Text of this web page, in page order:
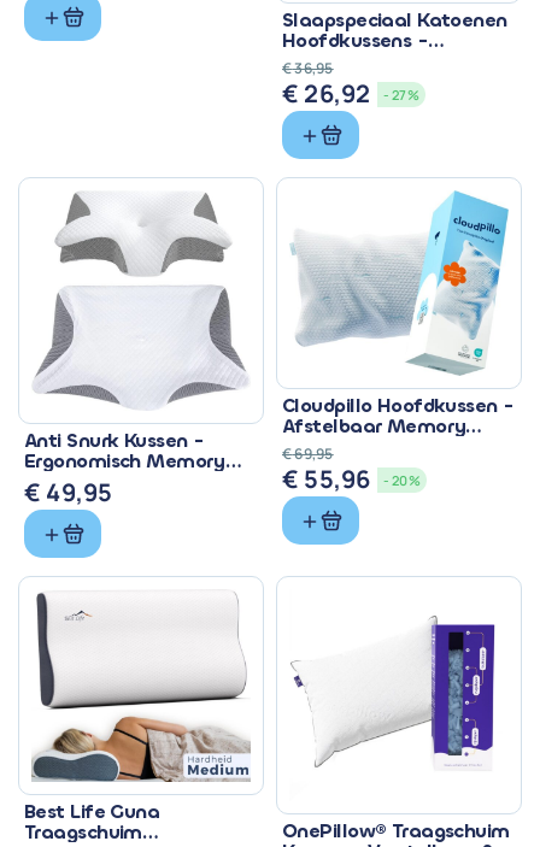
Slaapspeciaal Katoenen
Hoofdkussens -
Ergonomisch &
Navulbaar (2 stuks)
€36,95
Oorspronkelijke
prijs
was:
€ 36,95.
€ 26,92 Huidige
- 27%
Anti Snurk Kussen -
Ergonomisch Memory
Foam 60x40 cm
€ 49,95
Cloudpillo Hoofdkussen -
Afstelbaar Memory
Foam voor
Nekondersteuning
€69,95
Oorspronkelijke
prijs
was:
€ 69,95.
€ 55,96Huidige
€ 55,96.
- 20%
Best Life Guna
Traagschuim
OnePillow® Traagschuim